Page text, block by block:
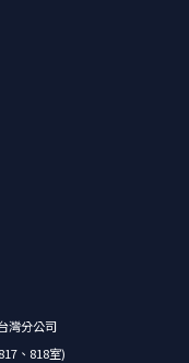
灣分公司
、818室)